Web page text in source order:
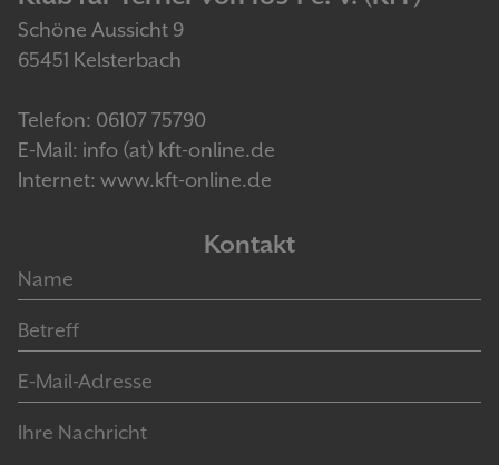
Schöne Aussicht 9
65451 Kelsterbach
Telefon: 06107 75790
E-Mail: info (at) kft-online.de
Internet: www.kft-online.de
Kontakt